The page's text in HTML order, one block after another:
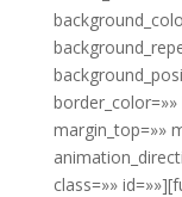
margin_top=»»
class=»»